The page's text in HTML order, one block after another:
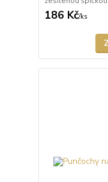
186 Kč/ks